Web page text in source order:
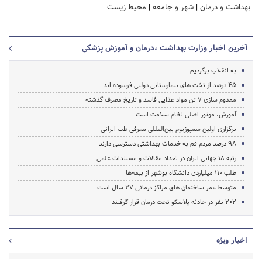
بهداشت و درمان | شهر و جامعه | محیط زیست
آخرین اخبار وزارت بهداشت ،درمان و آموزش پزشکی
به انقلاب برگردیم
45 درصد از تخت های بیمارستانی دولتی فرسوده اند
معدوم سازی 7 تن مواد غذایی فاسد و تاریخ مصرف گذشته
آموزش، موتور اصلی نظام سلامت است
برگزاری اولین سمپوزیوم بین‌المللی معرفی طب ایرانی
98 درصد مردم قم به خدمات بهداشتی دسترسی دارند
رتبه 18 جهانی ایران در تعداد مقالات و مستندات علمی
طلب ۱۱۰ میلیاردی دانشگاه بوشهر از بیمه‌ها
متوسط عمر ساختمان هاى مراکز درمانى 27 سال است
202 نفر در حادثه پلاسکو تحت درمان قرار گرفتند
اخبار ویژه